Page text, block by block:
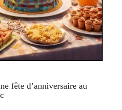
fête d’anniversaire au